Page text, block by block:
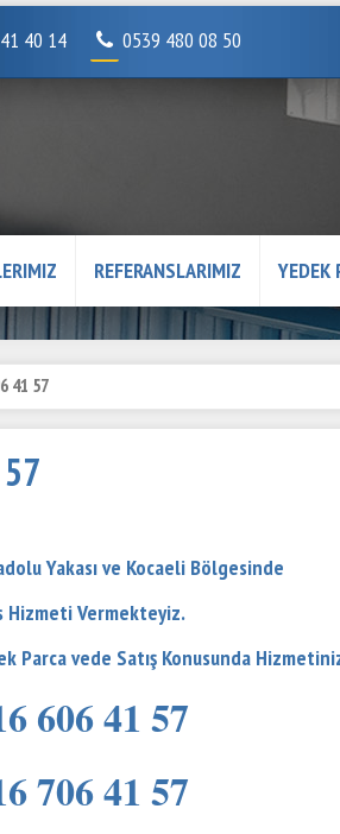
40 14 0539 480 08 50
REFERANSLARIMIZ YEDEK
41 57
Yakası ve Kocaeli Bölgesinde
Hizmeti Vermekteyiz.
Parca vede Satış Konusunda
606 41 57
706 41 57